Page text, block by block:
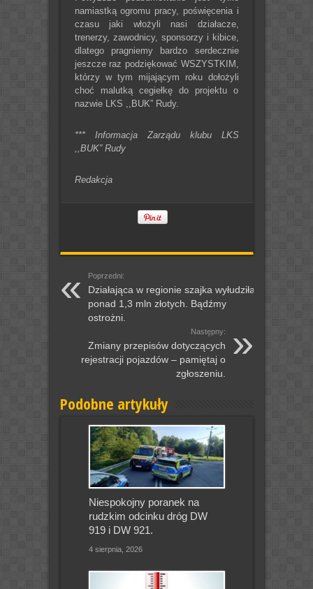
namiastką ogromu pracy, poświęcenia i
czasu jaki włożyli nasi działacze,
trenerzy, zawodnicy, sponsorzy i kibice,
dlatego pragniemy bardzo serdecznie
jeszcze raz podziękować WSZYSTKIM,
którzy w tym mijającym roku dołożyli
choć malutką cegiełkę do projektu o
nazwie LKS ,,BUK” Rudy.
*** Informacja Zarządu klubu LKS
,,BUK” Rudy
Redakcja
Poprzedni:
Działająca w regionie szajka wyłudziła
ponad 1,3 mln złotych. Bądźmy
ostrożni.
Następny:
Zmiany przepisów dotyczących
rejestracji pojazdów – pamiętaj o
zgłoszeniu.
Podobne artykuły
Niespokojny poranek na
rudzkim odcinku dróg DW
919 i DW 921.
4 sierpnia, 2026